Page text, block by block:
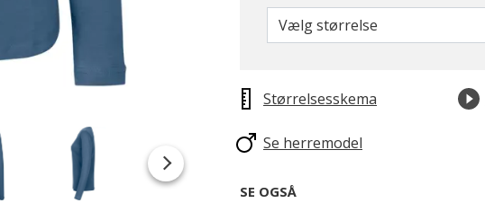
Vælg størrelse
Størrelsesskema
Se herremodel
SE OGSÅ